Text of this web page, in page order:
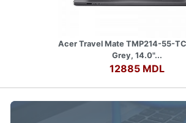
Acer Travel Mate TMP214-55-
Grey, 14.0"...
12885 MDL